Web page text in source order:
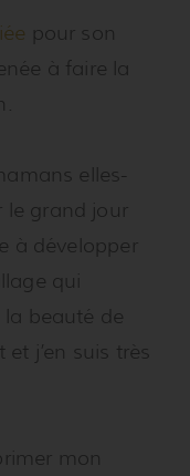
pour son
à faire la
elles-
le grand jour
à développer
qui
la beauté de
j’en suis très
mon